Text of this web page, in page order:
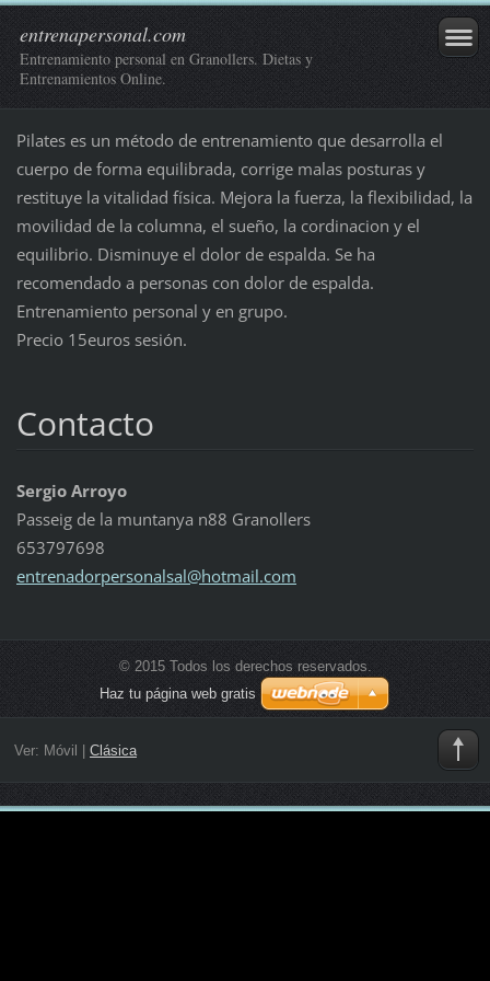
entrenapersonal.com
Entrenamiento personal en Granollers. Dietas y
Entrenamientos Online.
Pilates es un método de entrenamiento que desarrolla el
cuerpo de forma equilibrada, corrige malas posturas y
restituye la vitalidad física. Mejora la fuerza, la flexibilidad, la
movilidad de la columna, el sueño, la cordinacion y el
equilibrio. Disminuye el dolor de espalda. Se ha
recomendado a personas con dolor de espalda.
Entrenamiento personal y en grupo.
Precio 15euros sesión.
Contacto
Sergio Arroyo
Passeig de la muntanya n88 Granollers
653797698
entrenadorpersonalsal@hotmail.com
© 2015 Todos los derechos reservados.
Haz tu página web gratis
Ver: Móvil Clásica